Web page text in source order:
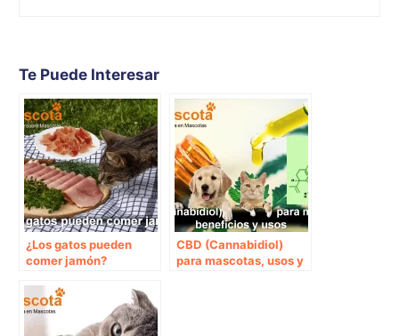
Te Puede Interesar
¿Los gatos pueden
comer jamón?
CBD (Cannabidiol)
para mascotas, usos y